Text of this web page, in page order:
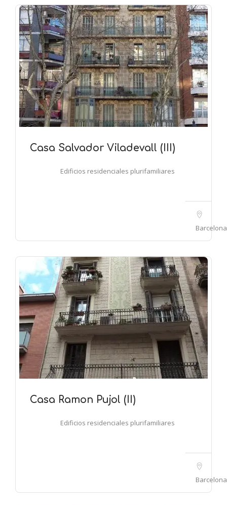
Casa Salvador Viladevall (III)
Edificios residenciales plurifamiliares
Barcelona
Casa Ramon Pujol (II)
Edificios residenciales plurifamiliares
Barcelona